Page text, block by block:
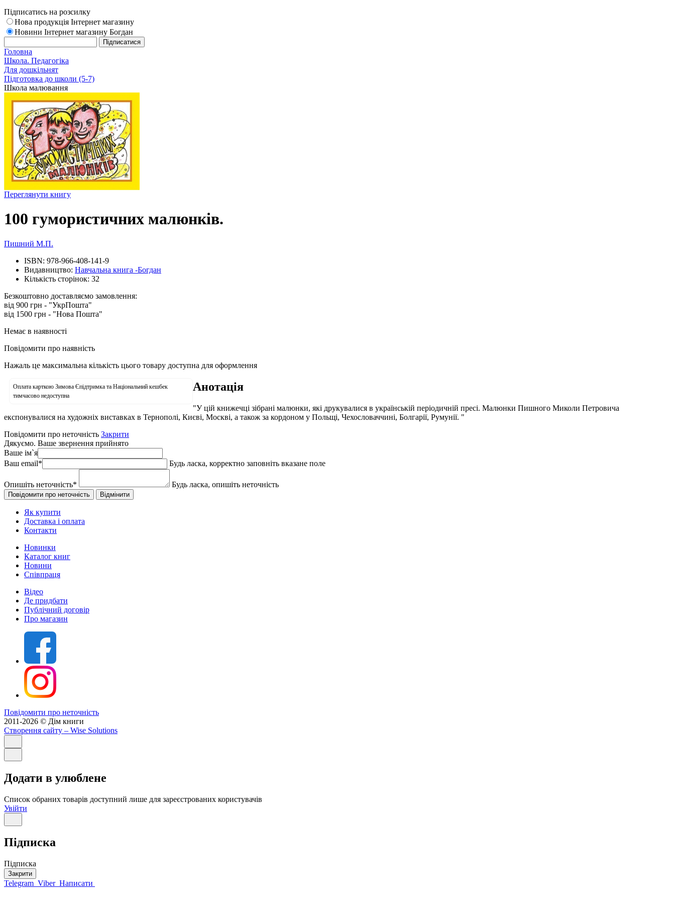
Підписатись на розсилку
Нова продукція Інтернет магазину
Новини Інтернет магазину Богдан
Головна
Школа. Педагогіка
Для дошкільнят
Підготовка до школи (5-7)
Школа малювання
Переглянути книгу
100 гумористичних малюнків.
Пишний М.П.
ISBN: 978-966-408-141-9
Видавництво: Навчальна книга -Богдан
Кількість сторінок: 32
Безкоштовно доставляємо замовлення:
від 900 грн - "УкрПошта"
від 1500 грн - "Нова Пошта"
Немає в наявності
Повідомити про наявність
Нажаль це максимальна кількість цього товару доступна для оформлення
Оплата карткою Зимова Єпідтримка та Національний кешбек
тимчасово недоступна
Анотація
"У цій книжечці зібрані малюнки, які друкувалися в українській періодичній пресі. Малюнки Пишного Миколи Петровича
експонувалися на художніх виставках в Тернополі, Києві, Москві, а також за кордоном у Польщі, Чехословаччині, Болгарії, Румунії. "
Повідомити про неточність Закрити
Дякуємо. Ваше звернення прийнято
Ваше ім`я
Ваш email* Будь ласка, корректно заповніть вказане поле
Опишіть неточність* Будь ласка, опишіть неточність
Як купити
Доставка і оплата
Контакти
Новинки
Каталог книг
Новини
Співпраця
Відео
Де придбати
Публічний договір
Про магазин
Повідомити про неточність
2011-2026 © Дім книги
Створення сайту – Wise Solutions
Додати в улюблене
Список обраних товарів доступний лише для зареєстрованих користувачів
Увійти
Підписка
Підписка
Закрити
Telegram Viber Написати